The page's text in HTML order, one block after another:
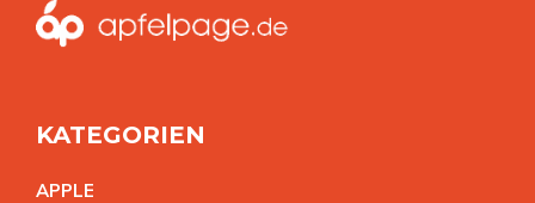
KATEGORIEN
APPLE